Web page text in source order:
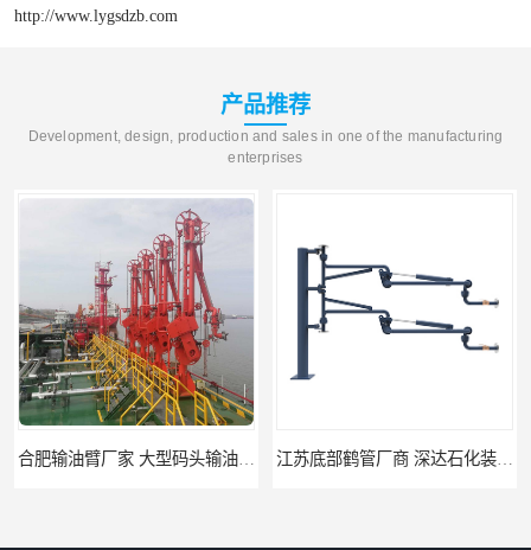
http://www.lygsdzb.com
产品推荐
Development, design, production and sales in one of the manufacturing
enterprises